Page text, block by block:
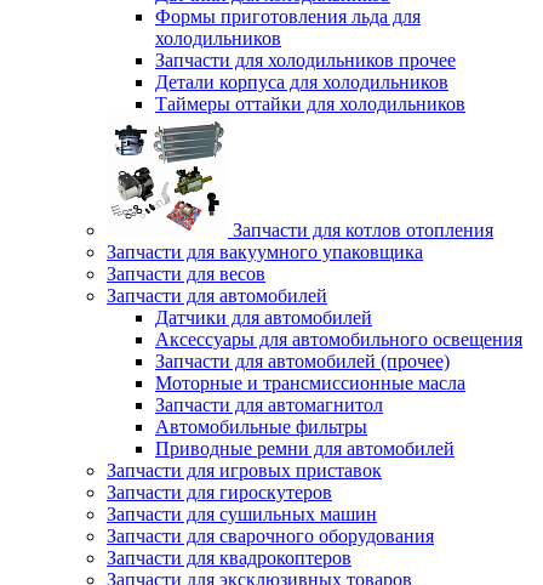
Формы приготовления льда для
холодильников
Запчасти для холодильников прочее
Детали корпуса для холодильников
Таймеры оттайки для холодильников
Запчасти для котлов отопления
Запчасти для вакуумного упаковщика
Запчасти для весов
Запчасти для автомобилей
Датчики для автомобилей
Аксессуары для автомобильного освещения
Запчасти для автомобилей (прочее)
Моторные и трансмиссионные масла
Запчасти для автомагнитол
Автомобильные фильтры
Приводные ремни для автомобилей
Запчасти для игровых приставок
Запчасти для гироскутеров
Запчасти для сушильных машин
Запчасти для сварочного оборудования
Запчасти для квадрокоптеров
Запчасти для эксклюзивных товаров